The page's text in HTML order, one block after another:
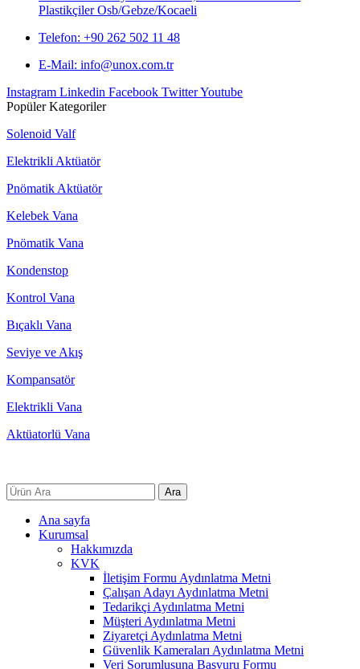
Plastikçiler Osb/Gebze/Kocaeli
Telefon: +90 262 502 11 48
E-Mail: info@unox.com.tr
Instagram Linkedin Facebook TwitterYoutube
Popüler Kategoriler
Solenoid Valf
Elektrikli Aktüatör
Pnömatik Aktüatör
Kelebek Vana
Pnömatik Vana
Kondenstop
Kontrol Vana
Bıçaklı Vana
Seviye ve Akış
Kompansatör
Elektrikli Vana
Aktüatorlü Vana
Ara
Ana sayfa
Kurumsal
Hakkımızda
KVK
İletişim Formu Aydınlatma Metni
Çalışan Adayı Aydınlatma Metni
Tedarikçi Aydınlatma Metni
Müşteri Aydınlatma Metni
Ziyaretçi Aydınlatma Metni
Güvenlik Kameraları Aydınlatma Metni
Veri Sorumlusuna Başvuru Formu